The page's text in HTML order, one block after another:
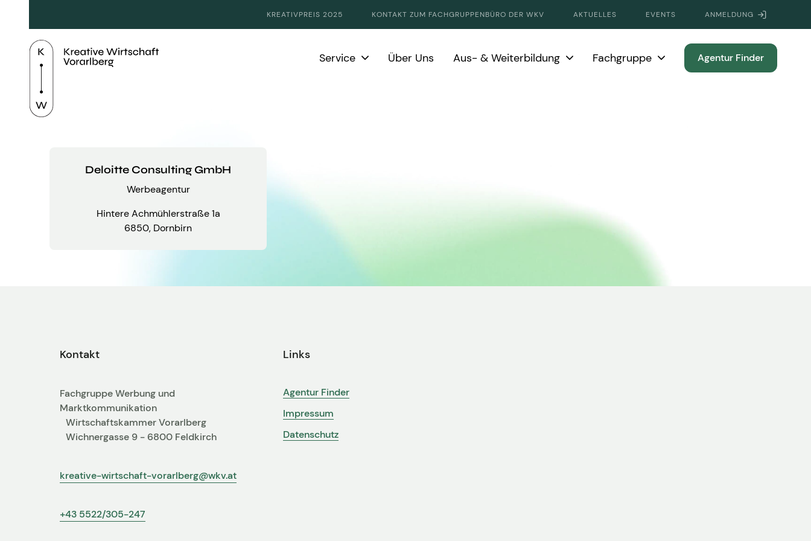
ANMELDUNG
KREATIVPREIS 2025 KONTAKT ZUM FACHGRUPPENBÜRO DER WKV AKTUELLES EVENTS
Service Über Uns Aus- & Weiterbildung Fachgruppe Agentur Finder
Deloitte Consulting GmbH
Werbeagentur
Hintere Achmühlerstraße 1a
6850, Dornbirn
Kontakt
Fachgruppe Werbung und
Marktkommunikation
Wirtschaftskammer Vorarlberg
Wichnergasse 9 - 6800 Feldkirch
kreative-wirtschaft-vorarlberg@wkv.at
+43 5522/305-247
Links
Agentur Finder
Impressum
Datenschutz